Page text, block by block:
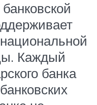
Каждый
банка